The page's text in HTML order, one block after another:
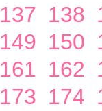
137 138
149 150
161 162
173 174